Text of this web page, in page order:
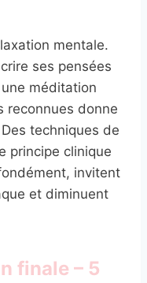
mentale.
ses pensées
méditation
reconnues donne
techniques de
principe clinique
invitent
et diminuent
finale – 5